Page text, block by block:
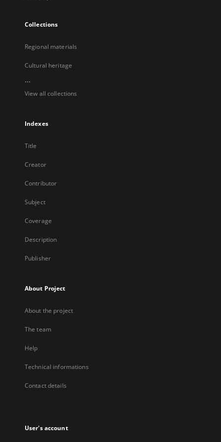
Collections
Regional materials
Cultural heritage
...
View all collections
Indexes
Title
Creator
Contributor
Subject
Coverage
Description
Publisher
About Project
About the project
The team
Help
Technical informations
Contact details
User's account